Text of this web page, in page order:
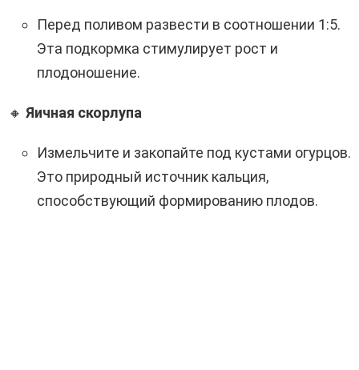
Перед поливом развести в соотношении 1:5.
Эта подкормка стимулирует рост и
плодоношение.
🔸 Яичная скорлупа
Измельчите и закопайте под кустами огурцов.
Это природный источник кальция,
способствующий формированию плодов.